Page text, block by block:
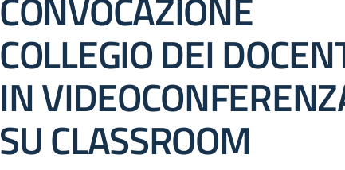
COLLEGIO DEI
IN
SU CLASSROOM